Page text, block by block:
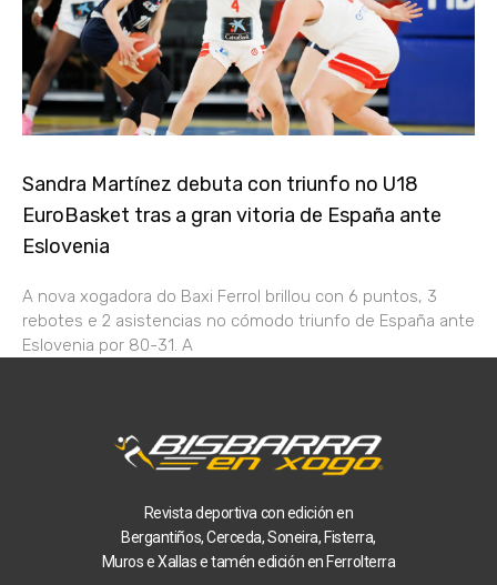
Sandra Martínez debuta con triunfo no U18
EuroBasket tras a gran vitoria de España ante
Eslovenia
A nova xogadora do Baxi Ferrol brillou con 6 puntos, 3
rebotes e 2 asistencias no cómodo triunfo de España ante
Eslovenia por 80-31. A
Revista deportiva con edición en
Bergantiños, Cerceda, Soneira, Fisterra,
Muros e Xallas e taménedición en Ferrolterra